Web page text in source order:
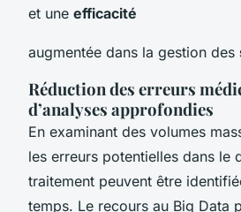
et une efficacité
augmentée dans la gestion des
Réduction des erreurs
d’analyses approfondies
En examinant des volumes
les erreurs potentielles dans le
traitement peuvent être
temps. Le recours au Big Data